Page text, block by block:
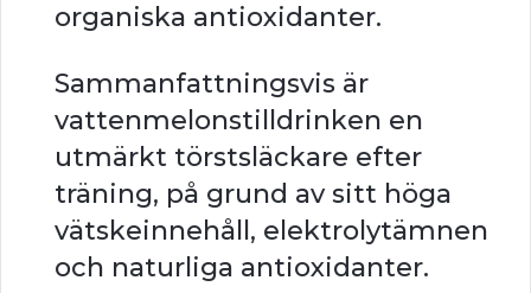
organiska antioxidanter.
Sammanfattningsvis är
vattenmelonstilldrinken en
utmärkt törstsläckare efter
träning, på grund av sitt höga
vätskeinnehåll, elektrolytämnen
och naturliga antioxidanter.